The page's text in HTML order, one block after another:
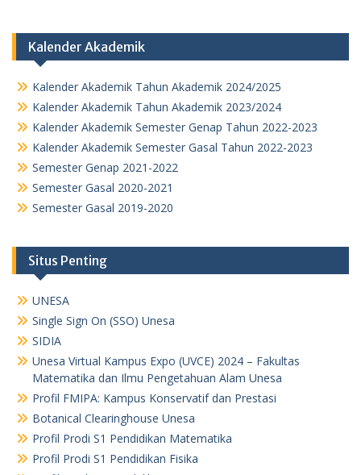
Kalender Akademik
Kalender Akademik Tahun Akademik 2024/2025
Kalender Akademik Tahun Akademik 2023/2024
Kalender Akademik Semester Genap Tahun 2022-2023
Kalender Akademik Semester Gasal Tahun 2022-2023
Semester Genap 2021-2022
Semester Gasal 2020-2021
Semester Gasal 2019-2020
Situs Penting
UNESA
Single Sign On (SSO) Unesa
SIDIA
Unesa Virtual Kampus Expo (UVCE) 2024 – Fakultas
Matematika dan Ilmu Pengetahuan Alam Unesa
Profil FMIPA: Kampus Konservatif dan Prestasi
Botanical Clearinghouse Unesa
Profil Prodi S1 Pendidikan Matematika
Profil Prodi S1 Pendidikan Fisika